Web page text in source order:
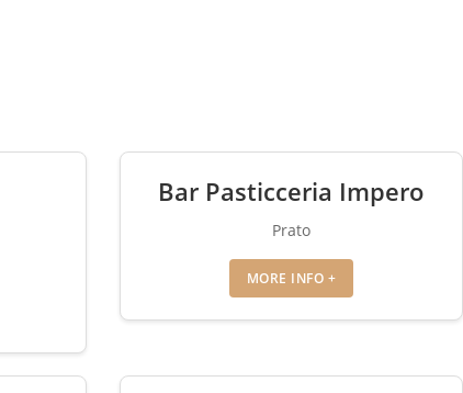
Bar Pasticceria Impero
Prato
MORE INFO +